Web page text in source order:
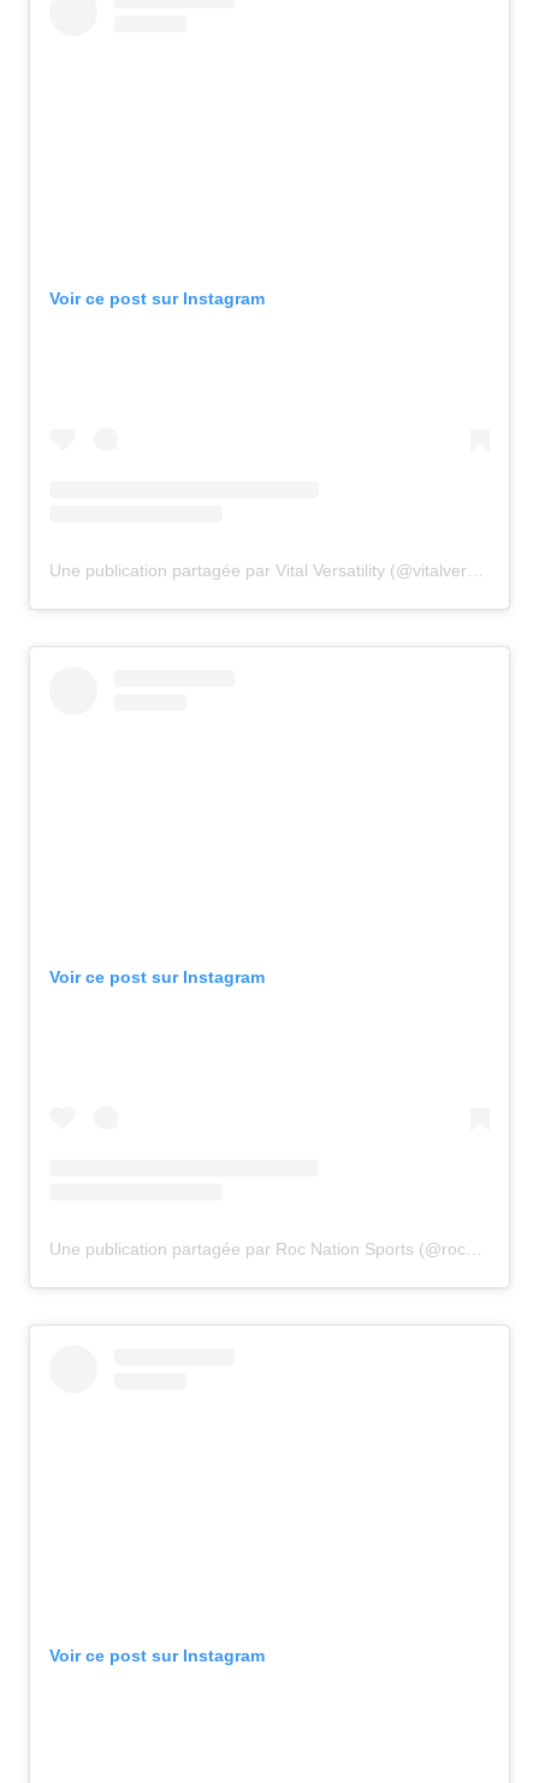
Voir ce post sur Instagram
Voir ce post sur Instagram
Voir ce post sur Instagram